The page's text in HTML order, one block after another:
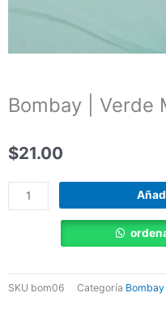
Bombay | Verde
$21.00
Bombay
|
SKU bom06 Categoría Bombay